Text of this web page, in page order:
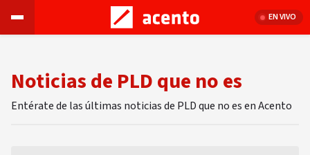
EN VIVO
Noticias de PLD que no es
Entérate de las últimas noticias de PLD que no es en Acento